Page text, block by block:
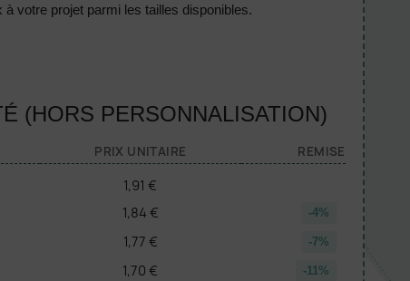
votre projet parmi les tailles disponibles.
(HORS PERSONNALISATION)
PRIX UNITAIRE REMISE
1,91 €
1,84 € -4%
1,77 € -7%
1,70 € -11%